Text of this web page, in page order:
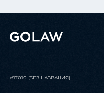
#17010 (БЕЗ НАЗВАНИЯ)